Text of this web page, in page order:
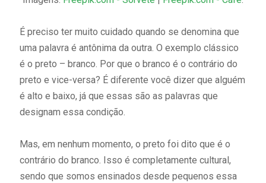
É preciso ter muito cuidado quando se denomina que
uma palavra é antônima da outra. O exemplo clássico
é o preto – branco. Por que o branco é o contrário do
preto e vice-versa? É diferente você dizer que alguém
é alto e baixo, já que essas são as palavras que
designam essa condição.
Mas, em nenhum momento, o preto foi dito que é o
contrário do branco. Isso é completamente cultural,
sendo que somos ensinados desde pequenos essa